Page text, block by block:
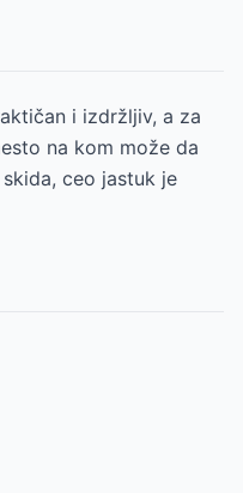
i izdržljiv, a za
na kom može da
ceo jastuk je